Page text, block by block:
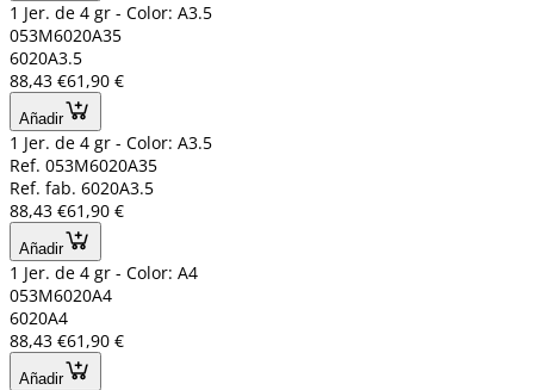
1 Jer. de 4 gr - Color: A3.5
053M6020A35
6020A3.5
88,43 €61,90 €
Añadir
1 Jer. de 4 gr - Color: A3.5
Ref. 053M6020A35
Ref. fab. 6020A3.5
88,43 €61,90 €
Añadir
1 Jer. de 4 gr - Color: A4
053M6020A4
6020A4
88,43 €61,90 €
Añadir